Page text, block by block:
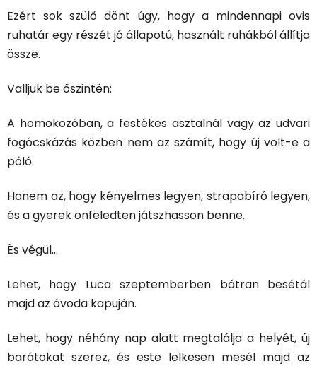
Ezért sok szülő dönt úgy, hogy a mindennapi ovis
ruhatár egy részét jó állapotú, használt ruhákból állítja
össze.
Valljuk be őszintén:
A homokozóban, a festékes asztalnál vagy az udvari
fogócskázás közben nem az számít, hogy új volt-e a
póló.
Hanem az, hogy kényelmes legyen, strapabíró legyen,
és a gyerek önfeledten játszhasson benne.
És végül…
Lehet, hogy Luca szeptemberben bátran besétál
majd az óvoda kapuján.
Lehet, hogy néhány nap alatt megtalálja a helyét, új
barátokat szerez, és este lelkesen mesél majd az